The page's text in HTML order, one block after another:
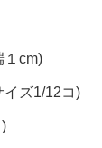
cm)
ズ1/12コ)